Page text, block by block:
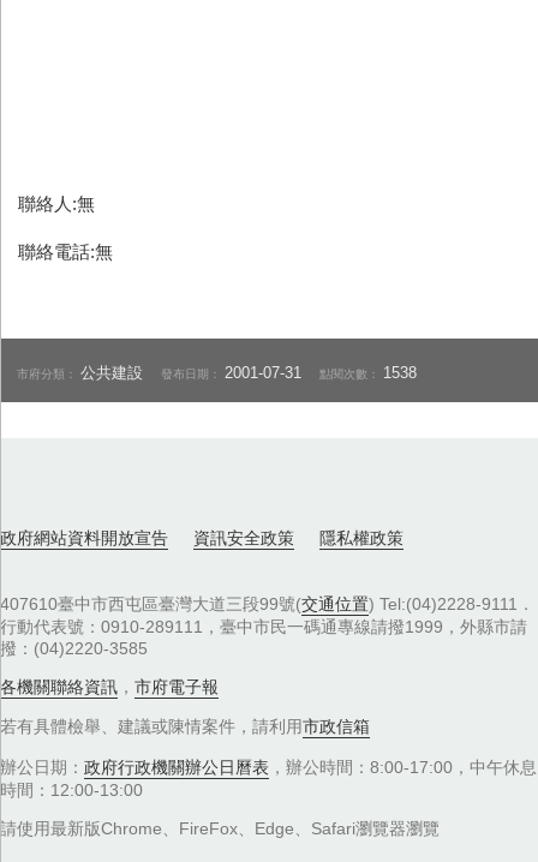
聯絡人:無
聯絡電話:無
市府分類：公共建設 發布日期： 2001-07-31 點閱次數： 1538
政府網站資料開放宣告 資訊安全政策 隱私權政策
407610臺中市西屯區臺灣大道三段99號(交通位置) Tel:(04)2228-9111．
行動代表號：0910-289111，臺中市民一碼通專線請撥1999，外縣市請
撥：(04)2220-3585
各機關聯絡資訊 ， 市府電子報
若有具體檢舉、建議或陳情案件，請利用市政信箱
辦公日期： 政府行政機關辦公日曆表 ，辦公時間：8:00-17:00，中午休息
時間：12:00-13:00
請使用最新版Chrome、FireFox、Edge、Safari瀏覽器瀏覽